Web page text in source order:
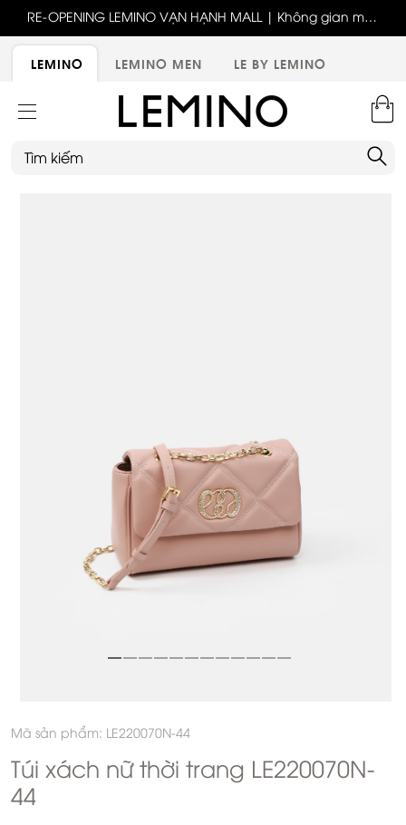
RE-OPENING LEMINO VẠN HẠNH MALL | Không gian mới,
trải nghiệm mới, ưu đãi tri ân đặc biệt
LEMINO
LEMINO MEN LE BY LEMINO
Mã sản phẩm: LE220070N-44
Túi xách nữ thời trang LE220070N-
44